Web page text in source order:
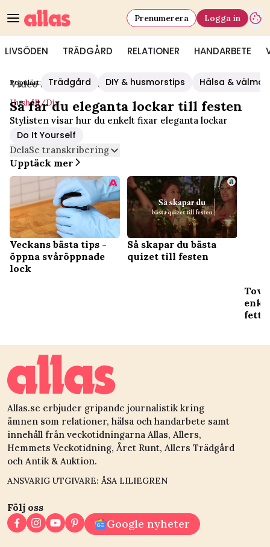
LIVSÖDEN TRÄDGÅRD RELATIONER HANDARBETE
Prenumerera Logga in
Populärt: Trädgård DIY & husmorstips Hälsa &
Video Start/Hushåll/diy
Hushåll/diy
Så får du eleganta lockar till festen
Stylisten visar hur du enkelt fixar eleganta lockar
Do It Yourself
DelaSe transkribering
Upptäck mer
Veckans bästa tips -
öppna svåröppnade
lock
Så skapar du bästa
quizet till festen
Allas.se erbjuder gripande journalistik kring
ämnen som relationer, hälsa och handarbete samt
innehåll från veckotidningarna Allas, Allers,
Hemmets Veckotidning, Året Runt, Allers Trädgård
och Antik & Auktion.
ANSVARIG UTGIVARE: ÅSA LILIEGREN
Följ oss
Google nyheter